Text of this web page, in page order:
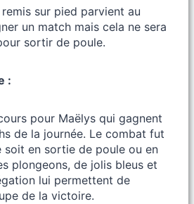
sur pied parvient au
un match mais cela ne sera
sortir de poule.
:
pour Maëlys qui gagnent
de la journée. Le combat fut
soit en sortie de poule ou en
plongeons, de jolis bleus et
lui permettent de
de la victoire.